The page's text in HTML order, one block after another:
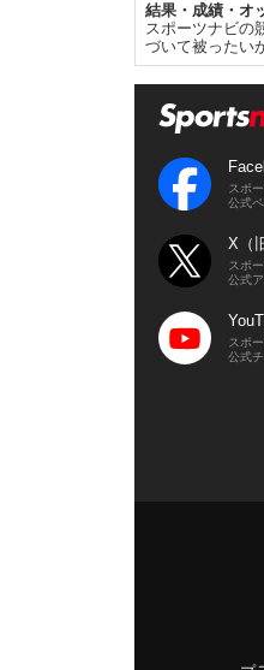
結果・成績・オ
スポーツナビの
づいて被ったい
スポ
公式
X（
スポ
公式
スポ
公式